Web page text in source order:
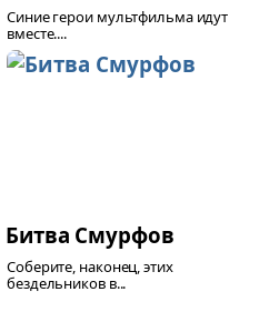
Синие герои мультфильма идут
вместе....
Битва Смурфов
Соберите, наконец, этих
бездельников в...